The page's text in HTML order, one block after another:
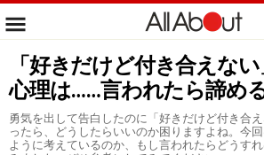
「好きだけど付き合えな
心理は……言われたら諦め
勇気を出して告白したのに「好きだけど付き合
ったら、どうしたらいいのか困りますよね。今
ように考えているのか、もし言われたらどうす